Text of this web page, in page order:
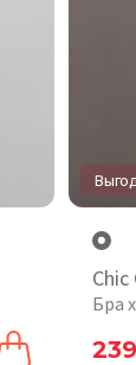
Chic
Бра
239